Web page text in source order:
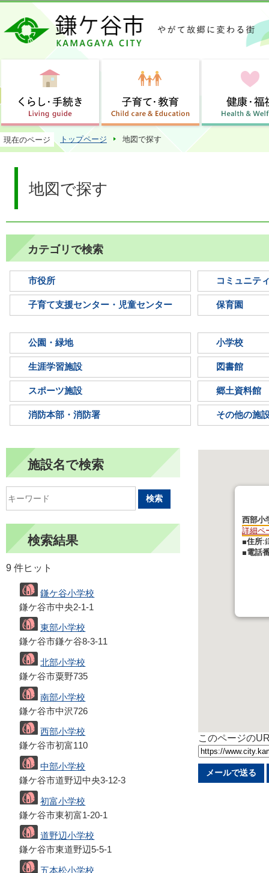
この
現在のページ トップページ 地図で探す
地図で探す
カテゴリで検索
市役所 コミュニテ
子育て支援センター・児童センター 保育園
公園・緑地 小学校
生涯学習施設 図書館
スポーツ施設 郷土資料館
消防本部・消防署 その他の施
施設名で検索
検索
検索結果
9 件ヒット
鎌ケ谷小学校
鎌ケ谷市中央2-1-1
東部小学校
鎌ケ谷市鎌ケ谷8-3-11
北部小学校
鎌ケ谷市粟野735
南部小学校
鎌ケ谷市中沢726
西部小学校
鎌ケ谷市初富110
中部小学校
鎌ケ谷市道野辺中央3-12-3
初富小学校
鎌ケ谷市東初富1-20-1
道野辺小学校
鎌ケ谷市東道野辺5-5-1
五本松小学校
西部小
詳細ペ
■住所:
■電話
このページの
メールで送る